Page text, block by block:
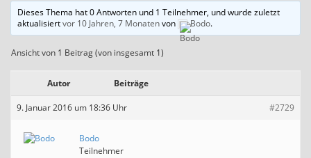
Dieses Thema hat 0 Antworten und 1 Teilnehmer, und wurde zuletzt
aktualisiertvor 10 Jahren, 7 Monatenvon Bodo.
Ansicht von 1 Beitrag (von insgesamt 1)
Autor Beiträge
9. Januar 2016 um 18:36 Uhr #2729
Bodo
Teilnehmer